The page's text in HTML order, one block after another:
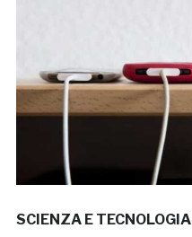
SCIENZA E TECNOLOGIA